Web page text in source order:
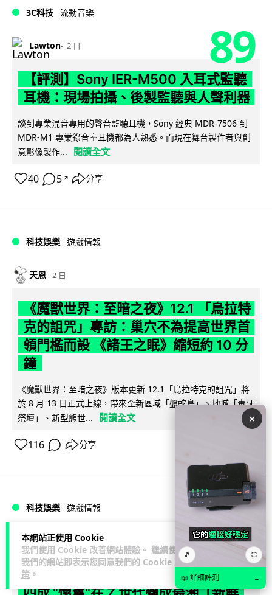
本網站正使用 Cookie
我們使用 Cookie 改善網站體驗。 繼續使用
我們的網站即表示您同意我們的 Cookie 政
策 。
3C科技 流動音樂
Lawton 2 日 89
【評測】Sony IER-M500 入耳式監聽
耳機：現場拍攝、後製監聽與人聲利器
談到專業混音專用的聲音監聽耳機，Sony 經典 MDR-7506 到
MDR-M1 專業錄音室耳機都為人熟悉。而現在舞台製作者與創
意影像製作...
閱讀全文
40 5 ↗ 分享
科技娛樂 遊戲情報
天恩 2 日
《魔獸世界：至暗之夜》12.1 「烏拉特
克的詛咒」專訪：巢穴不為提高世界首
領門檻而設 《諸王之眠》縮短約 10 分
鐘
《魔獸世界：至暗之夜》版本更新 12.1「烏拉特克的詛咒」將
於 8 月 13 日正式上線，帶來全新區域「盤蛇島」、地城「毒牙
祭壇」、新型態世...
閱讀全文
116 分享
科技娛樂 遊戲情報
Lawton 2 日
日本二手遊戲店減 90% 門市 業績反增
×
🎵 ⛶
📖 詳細評測 →